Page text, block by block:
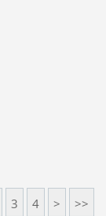
3 4 > >>